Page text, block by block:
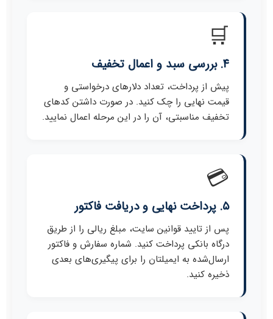
🛒
۴. بررسی سبد و اعمال تخفیف
پیش از پرداخت، تعداد دلارهای درخواستی و
قیمت نهایی را چک کنید. در صورت داشتن کدهای
تخفیف مناسبتی، آن را در این مرحله اعمال نمایید.
💳
۵. پرداخت نهایی و دریافت فاکتور
پس از تایید قوانین سایت، مبلغ ریالی را از طریق
درگاه بانکی پرداخت کنید. شماره سفارش و فاکتور
ارسال‌شده به ایمیلتان را برای پیگیری‌های بعدی
ذخیره کنید.